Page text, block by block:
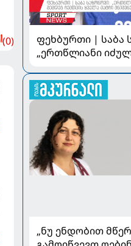
(0)
ფეხბურთი | საბა
„ერთწლიანი
მნიშვნელოვანია“
„ნუ ენდობით